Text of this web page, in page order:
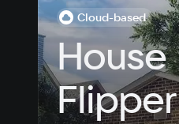
Cloud-based
House
Flipper